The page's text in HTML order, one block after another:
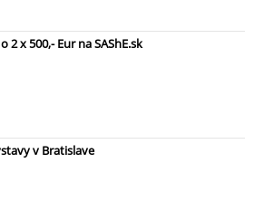
2 x 500,- Eur na SAShE.sk
v Bratislave